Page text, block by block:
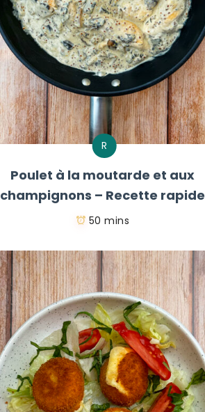
R
Poulet à la moutarde et aux
champignons – Recette rapide
50 mins